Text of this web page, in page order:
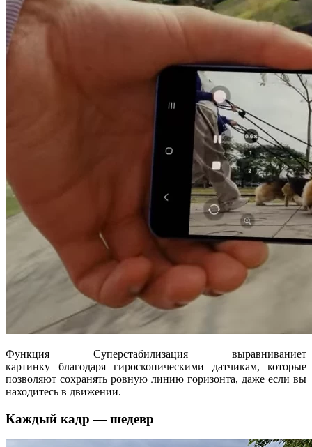
Функция Суперстабилизация выравниваниет
картинку благодаря гироскопическими датчикам, которые
позволяют сохранять ровную линию горизонта, даже если вы
находитесь в движении.
Каждый кадр — шедевр